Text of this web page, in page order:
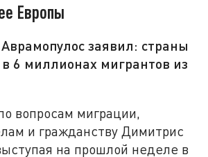
Европы
заявил: страны
6 миллионах мигрантов из
вопросам миграции,
и гражданству Димитрис
на прошлой неделе в